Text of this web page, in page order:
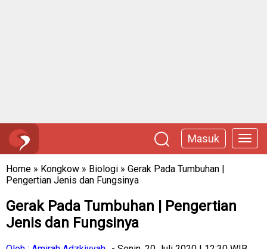
Masuk
Home » Kongkow » Biologi » Gerak Pada Tumbuhan |
Pengertian Jenis dan Fungsinya
Gerak Pada Tumbuhan | Pengertian
Jenis dan Fungsinya